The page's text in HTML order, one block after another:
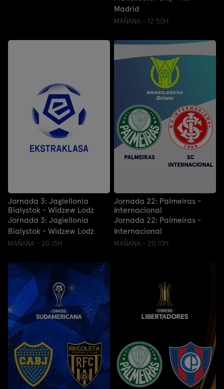
Madrid
MAÑANA - 12:50H
Jornada 3: Jagiellonia
Bialystok - Widzew Lodz
Jornada 3: Jagiellonia
Bialystok - Widzew Lodz
MAÑANA - 20:15H
Jornada 22: Palmeiras -
Internacional
Jornada 22: Palmeiras -
Internacional
MAÑANA - 20:10H